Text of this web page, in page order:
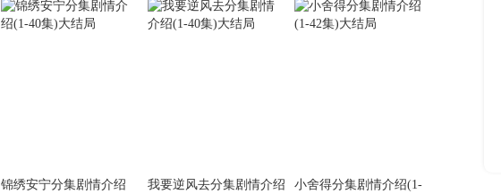
锦绣安宁分集剧情介绍
我要逆风去分集剧情介绍
小舍得分集剧情介绍(1-